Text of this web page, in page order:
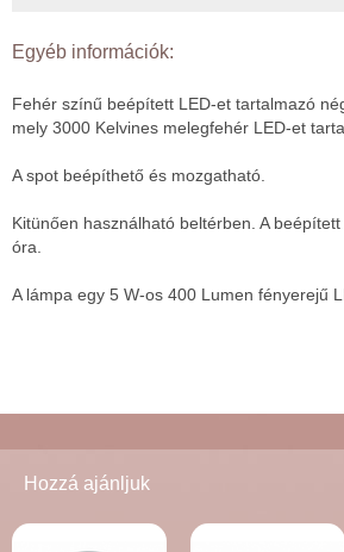
Egyéb információk:
Fehér színű beépített LED-et tartalmazó
mely 3000 Kelvines melegfehér LED-et
A spot beépíthető és mozgatható.
Kitünően használható beltérben. A
óra.
A lámpa egy 5 W-os 400 Lumen fényerejű
Hozzá ajánljuk